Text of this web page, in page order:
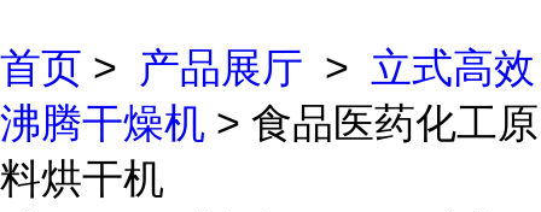
首页 > 产品展厅 > 立式高效
沸腾干燥机 > 食品医药化工原
料烘干机